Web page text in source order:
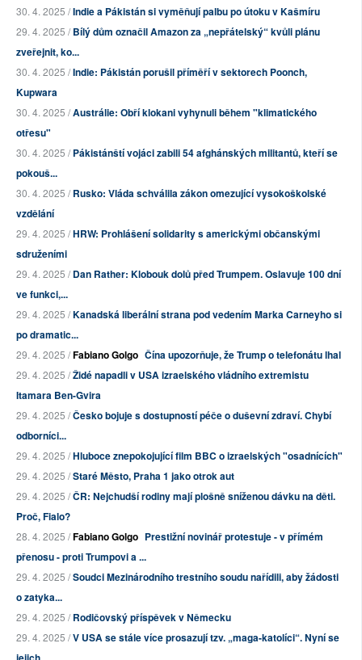
30. 4. 2025 /Indie a Pákistán si vyměňují palbu po útoku v Kašmíru
29. 4. 2025 /Bílý dům označil Amazon za „nepřátelský“ kvůli plánu
zveřejnit, ko...
30. 4. 2025 /Indie: Pákistán porušil příměří v sektorech Poonch,
Kupwara
30. 4. 2025 /Austrálie: Obří klokani vyhynuli během "klimatického
otřesu"
30. 4. 2025 /Pákistánští vojáci zabili 54 afghánských militantů, kteří se
pokouš...
30. 4. 2025 /Rusko: Vláda schválila zákon omezující vysokoškolské
vzdělání
29. 4. 2025 /HRW: Prohlášení solidarity s americkými občanskými
sdruženími
29. 4. 2025 /Dan Rather: Klobouk dolů před Trumpem. Oslavuje 100 dní
ve funkci,...
29. 4. 2025 /Kanadská liberální strana pod vedením Marka Carneyho si
po dramatic...
29. 4. 2025 /Fabiano Golgo Čína upozorňuje, že Trump o telefonátu lhal
29. 4. 2025 /Židé napadli v USA izraelského vládního extremistu
Itamara Ben-Gvira
29. 4. 2025 /Česko bojuje s dostupností péče o duševní zdraví. Chybí
odborníci...
29. 4. 2025 /Hluboce znepokojující film BBC o izraelských "osadnících"
29. 4. 2025 /Staré Město, Praha 1 jako otrok aut
29. 4. 2025 /ČR: Nejchudší rodiny mají plošně sníženou dávku na děti.
Proč, Fialo?
28. 4. 2025 /Fabiano Golgo Prestižní novinář protestuje - v přímém
přenosu - proti Trumpovi a ...
29. 4. 2025 /Soudci Mezinárodního trestního soudu nařídili, aby žádosti
o zatyka...
29. 4. 2025 /Rodičovský příspěvek v Německu
29. 4. 2025 /V USA se stále více prosazují tzv. „maga-katolíci“. Nyní se